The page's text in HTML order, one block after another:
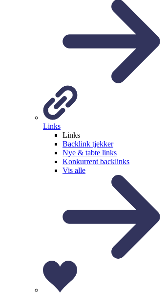
Links
Links
Backlink tjekker
Nye & tabte links
Konkurrent backlinks
Vis alle